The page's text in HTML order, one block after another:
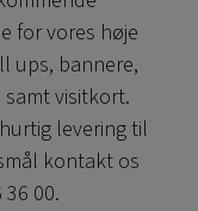
for vores høje
ups, bannere,
visitkort.
levering til
kontakt os
00.